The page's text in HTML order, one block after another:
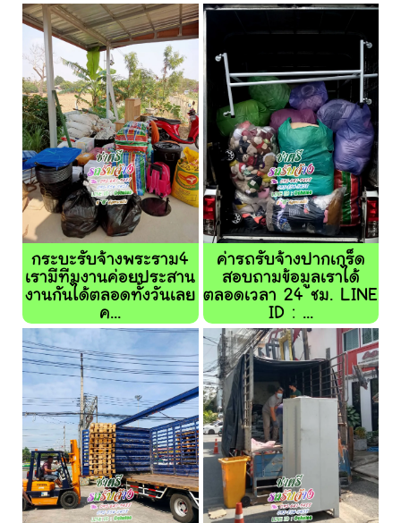
กระบะรับจ้างพระราม4
เรามีทีมงานค่อยประสาน
งานกันได้ตลอดทั้งวันเลย
ค...
ค่ารถรับจ้างปากเกร็ด
สอบถามข้อมูลเราได้
ตลอดเวลา 24 ชม. LINE
ID : ...